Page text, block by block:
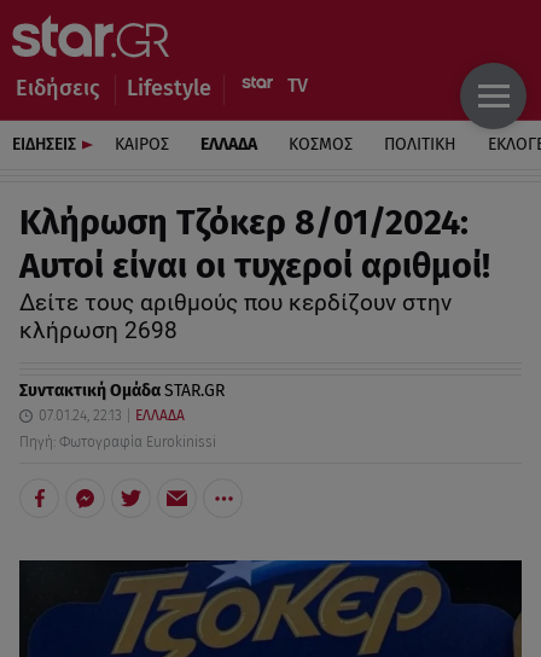
Ειδήσεις Lifestyle
ΕΙΔΗΣΕΙΣ ΚΑΙΡΟΣ ΕΛΛΑΔΑ ΚΟΣΜΟΣ ΠΟΛΙΤΙΚΗ
Κλήρωση Τζόκερ 8/01/2024:
Αυτοί είναι οι τυχεροί αριθμοί!
Δείτε τους αριθμούς που κερδίζουν στην
κλήρωση 2698
Συντακτική ΟμάδαSTAR.GR
07.01.24, 22:13
ΕΛΛΑΔΑ
Πηγή: Φωτογραφία Eurokinissi